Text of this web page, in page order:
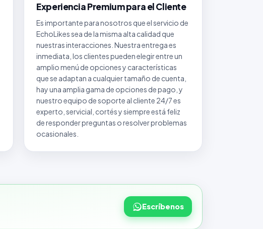
Experiencia Premium para el Cliente
Es importante para nosotros que el servicio de
EchoLikes sea de la misma alta calidad que
nuestras interacciones. Nuestra entrega es
inmediata, los clientes pueden elegir entre un
amplio menú de opciones y características
que se adaptan a cualquier tamaño de cuenta,
hay una amplia gama de opciones de pago, y
nuestro equipo de soporte al cliente 24/7 es
experto, servicial, cortés y siempre está feliz
de responder preguntas o resolver problemas
ocasionales.
Escríbenos